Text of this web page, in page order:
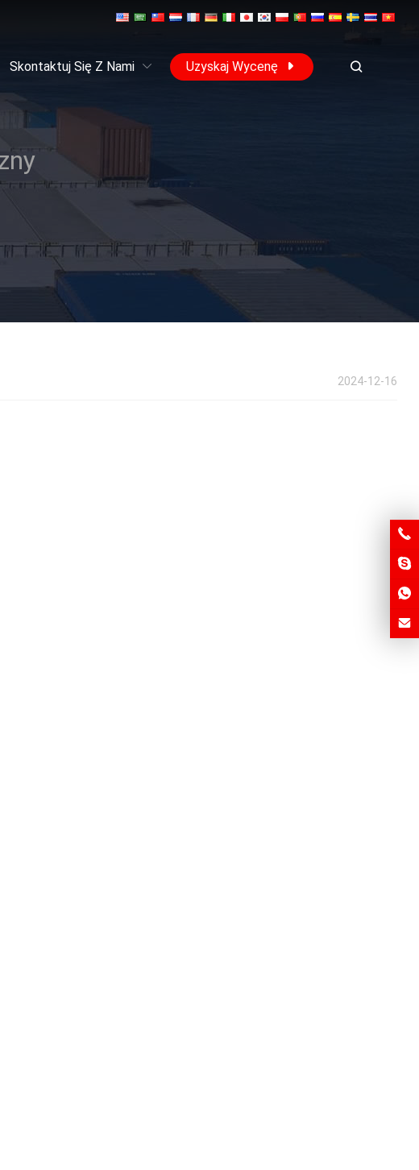
Skontaktuj Się Z Nami Uzyskaj Wycenę
2024-12-16